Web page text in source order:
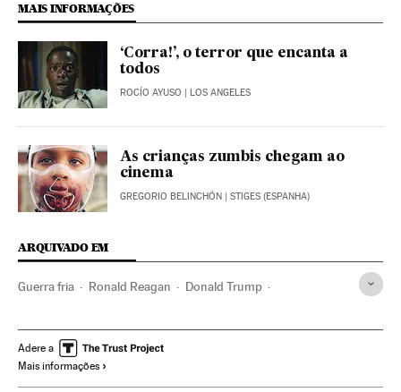
MAIS INFORMAÇÕES
‘Corra!’, o terror que encanta a
todos
ROCÍO AYUSO | LOS ANGELES
As crianças zumbis chegam ao
cinema
GREGORIO BELINCHÓN | STIGES (ESPANHA)
ARQUIVADO EM
Guerra fria Ronald Reagan Donald Trump
Conflitos políticos Cinema
Atores Bill Skarsgård
Adere a
Mais informações